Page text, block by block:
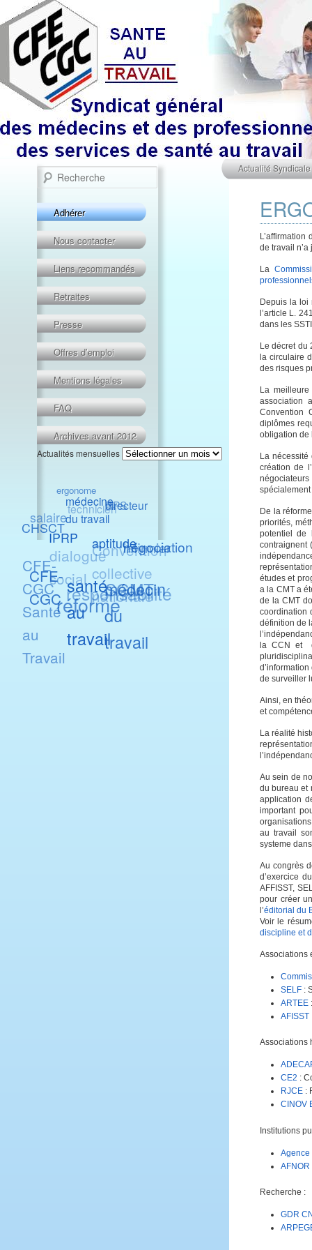
Menu principal
Aller au contenu
Aller au contenu
Actualité Syndicale
de travail
La
Depuis la loi
l’article L.
dans les
Le décret du
la circulaire
des risques
La
association
Convention
diplômes
obligation de
La nécessité
création de
De la
priorités,
potentiel de
contraignent
études et
a la CMT a
de la CMT
coordination
définition de
la CCN et
de surveiller
Ainsi, en
et
La réalité
Au sein de
du bureau et
application
important
au travail
systeme
Au congrès
d’exercice
AFFISST,
pour créer
l’éditorial du
Voir le
discipline et
Associations
SELF :
ARTEE
AFISST
Associations
CE2 :
RJCE :
CINOV
Institutions
Agence
Recherche :
GDR
Recherche
Adhérer
Nous contacter
Liens recommandés
Retraites
Presse
Offres d’emploi
Mentions légales
FAQ
Archives avant 2012
Actualités mensuelles
ergonome
médecine
du travail
directeur
RPS
technicien
salaire
CHSCT
IPRP aptitudenégociation
infirmier
Convention
collective
nationale
dialogue
social
CFE-
CGC
Santé
au
Travail
CFE-
CGC
santé
au
travail
médecin
du
travail
SGMT
responsabilité
réforme